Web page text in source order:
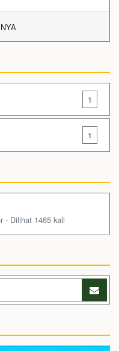
1
1
- Dilihat 1465 kali